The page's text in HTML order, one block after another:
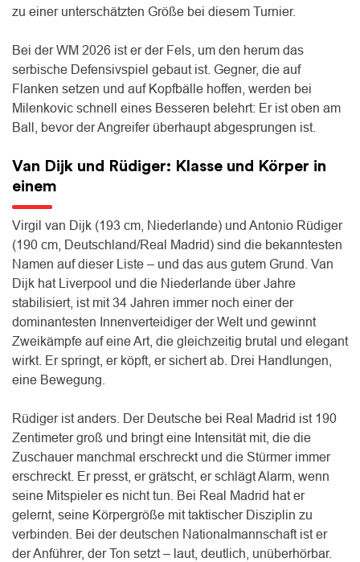
zu einer unterschätzten Größe bei diesem Turnier.
Bei der WM 2026 ist er der Fels, um den herum das
serbische Defensivspiel gebaut ist. Gegner, die auf
Flanken setzen und auf Kopfbälle hoffen, werden bei
Milenkovic schnell eines Besseren belehrt: Er ist oben am
Ball, bevor der Angreifer überhaupt abgesprungen ist.
Van Dijk und Rüdiger: Klasse und Körper in
einem
Virgil van Dijk (193 cm, Niederlande) und Antonio Rüdiger
(190 cm, Deutschland/Real Madrid) sind die bekanntesten
Namen auf dieser Liste – und das aus gutem Grund. Van
Dijk hat Liverpool und die Niederlande über Jahre
stabilisiert, ist mit 34 Jahren immer noch einer der
dominantesten Innenverteidiger der Welt und gewinnt
Zweikämpfe auf eine Art, die gleichzeitig brutal und elegant
wirkt. Er springt, er köpft, er sichert ab. Drei Handlungen,
eine Bewegung.
Rüdiger ist anders. Der Deutsche bei Real Madrid ist 190
Zentimeter groß und bringt eine Intensität mit, die die
Zuschauer manchmal erschreckt und die Stürmer immer
erschreckt. Er presst, er grätscht, er schlägt Alarm, wenn
seine Mitspieler es nicht tun. Bei Real Madrid hat er
gelernt, seine Körpergröße mit taktischer Disziplin zu
verbinden. Bei der deutschen Nationalmannschaft ist er
der Anführer, der Ton setzt – laut, deutlich, unüberhörbar.